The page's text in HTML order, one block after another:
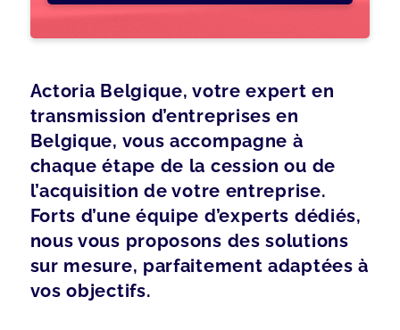
Actoria Belgique, votre expert en
transmission d’entreprises en
Belgique, vous accompagne à
chaque étape de la cession ou de
l’acquisition de votre entreprise.
Forts d’une équipe d’experts dédiés,
nous vous proposons des solutions
sur mesure, parfaitement adaptées à
vos objectifs.